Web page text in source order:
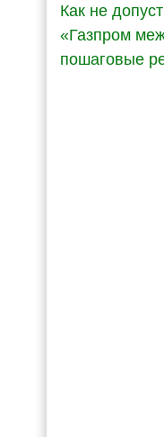
Как не
«Газпром
пошаговые